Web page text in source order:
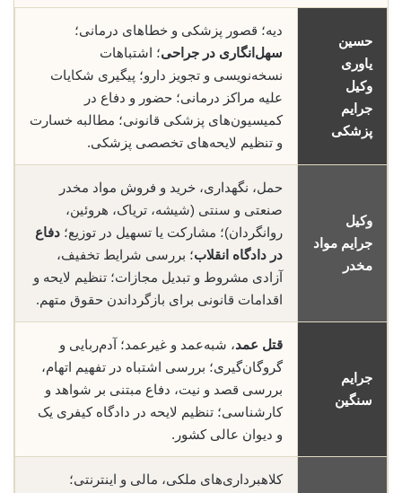
حسین
یاوری
وکیل
جرایم
پزشکی
دیه؛ قصور پزشکی و خطاهای درمانی؛
سهل‌انگاری در جراحی؛ اشتباهات
نسخه‌نویسی و تجویز دارو؛ پیگیری شکایات
علیه مراکز درمانی؛ حضور و دفاع در
کمیسیون‌های پزشکی قانونی؛ مطالبه خسارت
و تنظیم لایحه‌های تخصصی پزشکی.
وکیل
جرایم مواد
مخدر
حمل، نگهداری، خرید و فروش مواد مخدر
صنعتی و سنتی (شیشه، تریاک، هروئین،
روانگردان)؛ مشارکت یا تسهیل در توزیع؛ دفاع
در دادگاه انقلاب؛ بررسی شرایط تخفیف،
آزادی مشروط و تبدیل مجازات؛ تنظیم لایحه و
اقدامات قانونی برای بازگرداندن حقوق متهم.
جرایم
سنگین
قتل عمد، شبه‌عمد و غیرعمد؛ آدم‌ربایی و
گروگان‌گیری؛ بررسی اشتباه در تفهیم اتهام،
بررسی قصد و نیت، دفاع مبتنی بر شواهد و
کارشناسی؛ تنظیم لایحه در دادگاه کیفری یک
و دیوان عالی کشور.
کلاهبرداری‌های ملکی، مالی و اینترنتی؛